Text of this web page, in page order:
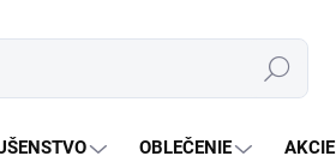
Hľadať
OBLEČENIE AKCIE